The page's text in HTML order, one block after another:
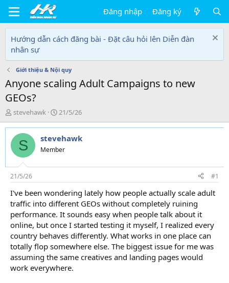
Đăng nhập Đăng ký
Hướng dẫn cách đăng bài - Đặt câu hỏi lên Diễn đàn
nhân sự
Giới thiệu & Nội quy
Anyone scaling Adult Campaigns to new
GEOs?
T
h
r
e
d
s
t
a
r
t
e
r
stevehawk
N
g
à
y
g
i
21/5/26
S stevehawk
Member
21/5/26 #1
I've been wondering lately how people actually scale adult
traffic into different GEOs without completely ruining
performance. It sounds easy when people talk about it
online, but once I started testing it myself, I realized every
country behaves differently. What works in one place can
totally flop somewhere else. The biggest issue for me was
assuming the same creatives and landing pages would
work everywhere.